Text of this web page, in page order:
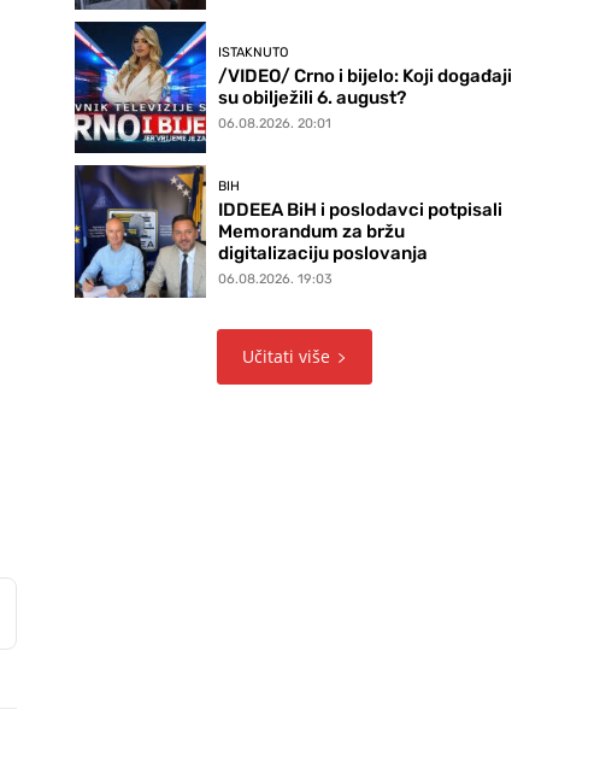
ISTAKNUTO
/VIDEO/ Crno i bijelo: Koji događaji
su obilježili 6. august?
06.08.2026. 20:01
BIH
IDDEEA BiH i poslodavci potpisali
Memorandum za bržu
digitalizaciju poslovanja
06.08.2026. 19:03
Učitati više